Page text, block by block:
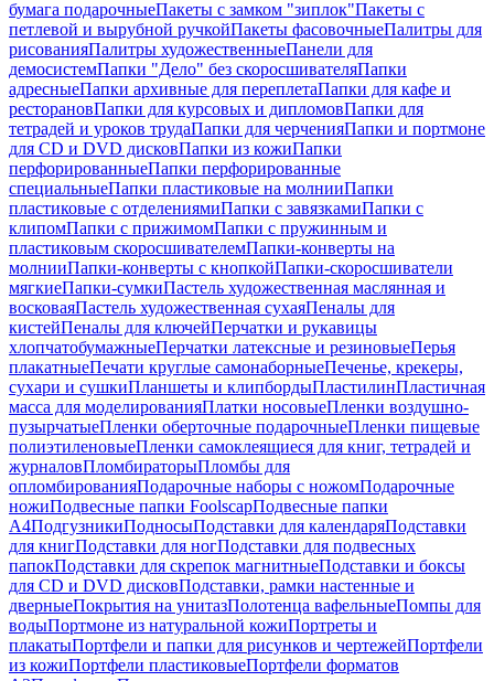
бумага подарочныеПакеты с замком "зиплок"Пакеты с
петлевой и вырубной ручкойПакеты фасовочныеПалитры для
рисованияПалитры художественныеПанели для
демосистемПапки "Дело" без скоросшивателяПапки
адресныеПапки архивные для переплетаПапки для кафе и
ресторановПапки для курсовых и дипломовПапки для
тетрадей и уроков трудаПапки для черченияПапки и портмоне
для CD и DVD дисковПапки из кожиПапки
перфорированныеПапки перфорированные
специальныеПапки пластиковые на молнииПапки
пластиковые с отделениямиПапки с завязкамиПапки с
клипомПапки с прижимомПапки с пружинным и
пластиковым скоросшивателемПапки-конверты на
молнииПапки-конверты с кнопкойПапки-скоросшиватели
мягкиеПапки-сумкиПастель художественная маслянная и
восковаяПастель художественная сухаяПеналы для
кистейПеналы для ключейПерчатки и рукавицы
хлопчатобумажныеПерчатки латексные и резиновыеПерья
плакатныеПечати круглые самонаборныеПеченье, крекеры,
сухари и сушкиПланшеты и клипбордыПластилинПластичная
масса для моделированияПлатки носовыеПленки воздушно-
пузырчатыеПленки оберточные подарочныеПленки пищевые
полиэтиленовыеПленки самоклеящиеся для книг, тетрадей и
журналовПломбираторыПломбы для
опломбированияПодарочные наборы с ножомПодарочные
ножиПодвесные папки FoolscapПодвесные папки
А4ПодгузникиПодносыПодставки для календаряПодставки
для книгПодставки для ногПодставки для подвесных
папокПодставки для скрепок магнитныеПодставки и боксы
для CD и DVD дисковПодставки, рамки настенные и
дверныеПокрытия на унитазПолотенца вафельныеПомпы для
водыПортмоне из натуральной кожиПортреты и
плакатыПортфели и папки для рисунков и чертежейПортфели
из кожиПортфели пластиковыеПортфели форматов